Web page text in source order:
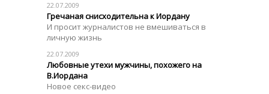
22.07.2009
Гречаная снисходительна к Иордану
И просит журналистов не вмешиваться в
личную жизнь
22.07.2009
Любовные утехи мужчины, похожего на
В.Иордана
Новое секс-видео